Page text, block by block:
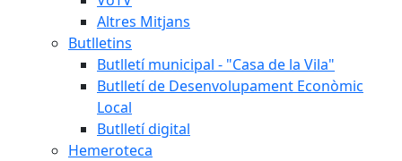
Altres Mitjans
Butlletins
Butlletí municipal - "Casa de la Vila"
Butlletí de Desenvolupament Econòmic
Local
Butlletí digital
Hemeroteca